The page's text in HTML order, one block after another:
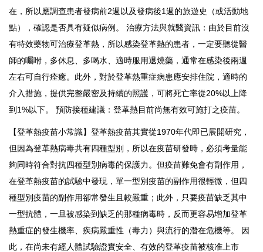
在，所以應調查患者發病前2週以及發病後1週的旅遊史（或活動地
點），確認是否具有疑似病例。 治療方法與就醫資訊：由於目前沒
有特效藥物可治療登革熱，所以感染登革熱的患者，一定要聽從醫
師的囑咐，多休息、多喝水、適時服用退燒藥，通常在感染後兩週
左右可自行痊癒。此外，對於登革熱重症病患應安排住院，適時的
介入措施，提供完整嚴密及持續的照護，可將死亡率從20%以上降
到1%以下。 預防接種建議：登革熱目前尚無有效可施打之疫苗。
【登革熱疫苗小常識】登革熱疫苗其實從1970年代即已展開研究，
但因為登革熱病毒共有四種型別，所以在疫苗研發時，必須考量能
夠同時符合對抗四種型別病毒的保護力。但疫苗難免會有副作用，
在登革熱疫苗的試驗中發現，單一型別疫苗的副作用很輕微，但四
種型別疫苗的副作用卻常發生且較嚴重；此外，只要疫苗缺乏其中
一型抗體，一旦被感染到缺乏的那種病毒時，反而更容易增加登革
熱重症的發生機率、疾病嚴重性（毒力）與流行的潛在危機等。 因
此，在尚未有經人體試驗證實安全、有效的登革疫苗被核准上市